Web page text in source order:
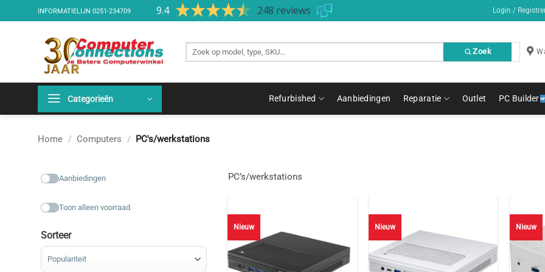
naar
INFORMATIELIJN 0251-234709 9.4 248 reviews Login /
producten
Zoek
Categorieën Refurbished Aanbiedingen Reparatie Outlet PC Builder
Home / Computers / PC's/werkstations
Aanbiedingen
Toon alleen voorraad
Sorteer
PC’s/werkstations
Nieuw Nieuw Nieuw